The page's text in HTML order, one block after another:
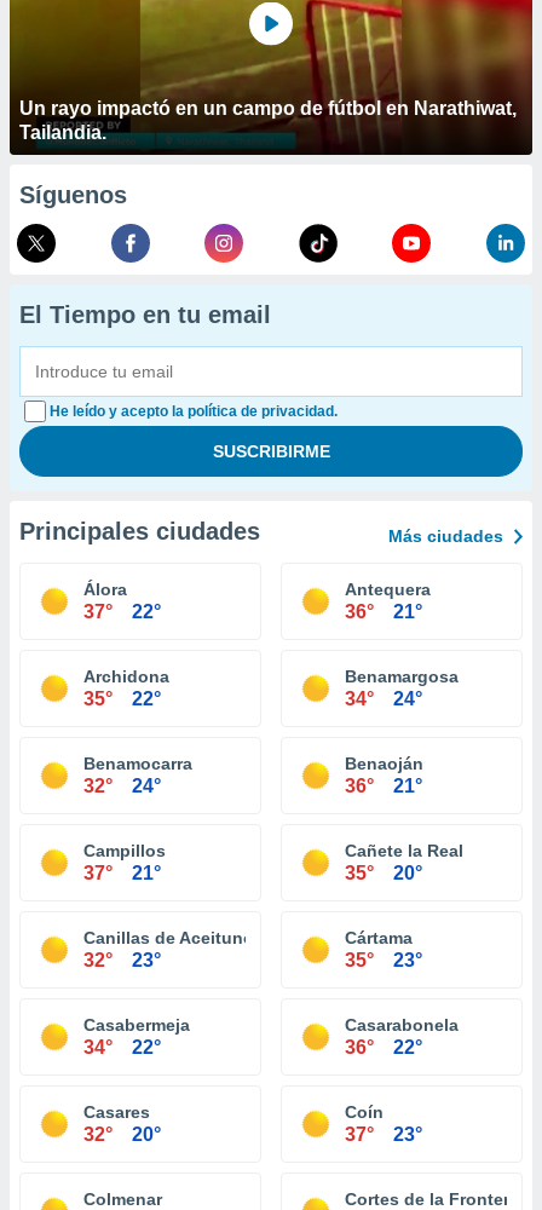
Un rayo impactó en un campo de fútbol en Narathiwat,
Tailandia.
Síguenos
El Tiempo en tu email
He leído y acepto la política de privacidad.
Principales ciudades Más ciudades
Álora
37° 22°
Antequera
36° 21°
Archidona
35° 22°
Benamargosa
34° 24°
Benamocarra
32° 24°
Benaoján
36° 21°
Campillos
37° 21°
Cañete la Real
35° 20°
Canillas de Aceituno
32° 23°
Cártama
35° 23°
Casabermeja
34° 22°
Casarabonela
36° 22°
Casares
32° 20°
Coín
37° 23°
Colmenar Cortes de la Frontera